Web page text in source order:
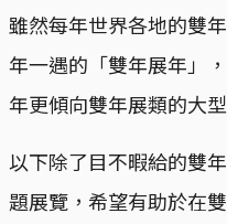
雖然每年世界各地的雙
年一遇的「雙年展年」
年更傾向雙年展類的大
以下除了目不暇給的雙
題展覽，希望有助於在